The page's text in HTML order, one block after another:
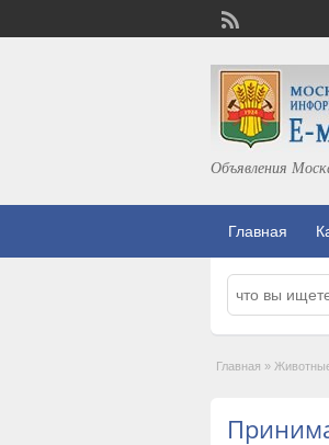
Объявления
Главная
Главная »